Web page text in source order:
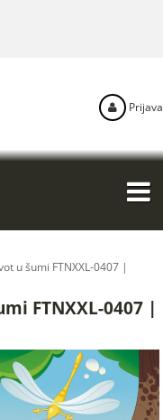
u šumi FTNXXL-0407 |
FTNXXL-0407 |
Prijava